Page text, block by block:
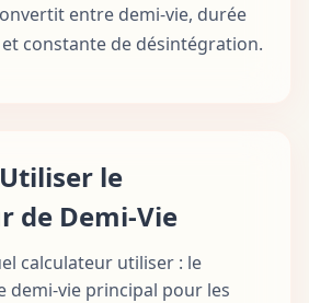
entre demi-vie, durée
constante de désintégration.
le
de Demi-Vie
calculateur utiliser : le
demi-vie principal pour les